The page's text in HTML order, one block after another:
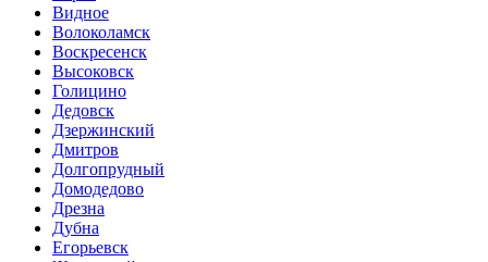
Видное
Волоколамск
Воскресенск
Высоковск
Голицино
Дедовск
Дзержинский
Дмитров
Долгопрудный
Домодедово
Дрезна
Дубна
Егорьевск